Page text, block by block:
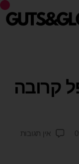
קרובה
אין תגובות